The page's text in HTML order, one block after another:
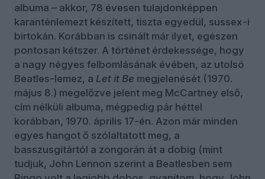
albuma – akkor, 78 évesen tulajdonképpen
karanténlemezt készített, tiszta egyedül, sussex-i
birtokán. Korábban is csinált már ilyet, egészen
pontosan kétszer. A történet érdekessége, hogy
a nagy négyes felbomlásának évében, az utolsó
Beatles-lemez, a Let it Be megjelenését (1970.
május 8.) megelőzve jelent meg McCartney első,
cím nélküli albuma, mégpedig pár héttel
korábban, 1970. április 17-én. Azon már minden
egyes hangot ő szólaltatott meg, a
basszusgitártól a zongorán át a dobig (mint
tudjuk, John Lennon szerint a Beatlesben sem